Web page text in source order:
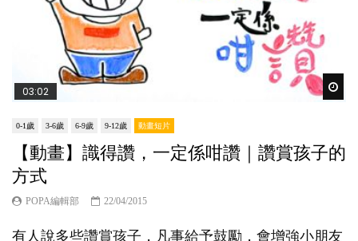
03:02
0-1歲 3-6歲 6-9歲 9-12歲 動畫短片
【動畫】識得讚，一定係咁讚｜讚賞孩子的
方式
POPA編輯部 22/04/2015
有人說多些讚賞孩子，凡事給予鼓勵，會增強小朋友